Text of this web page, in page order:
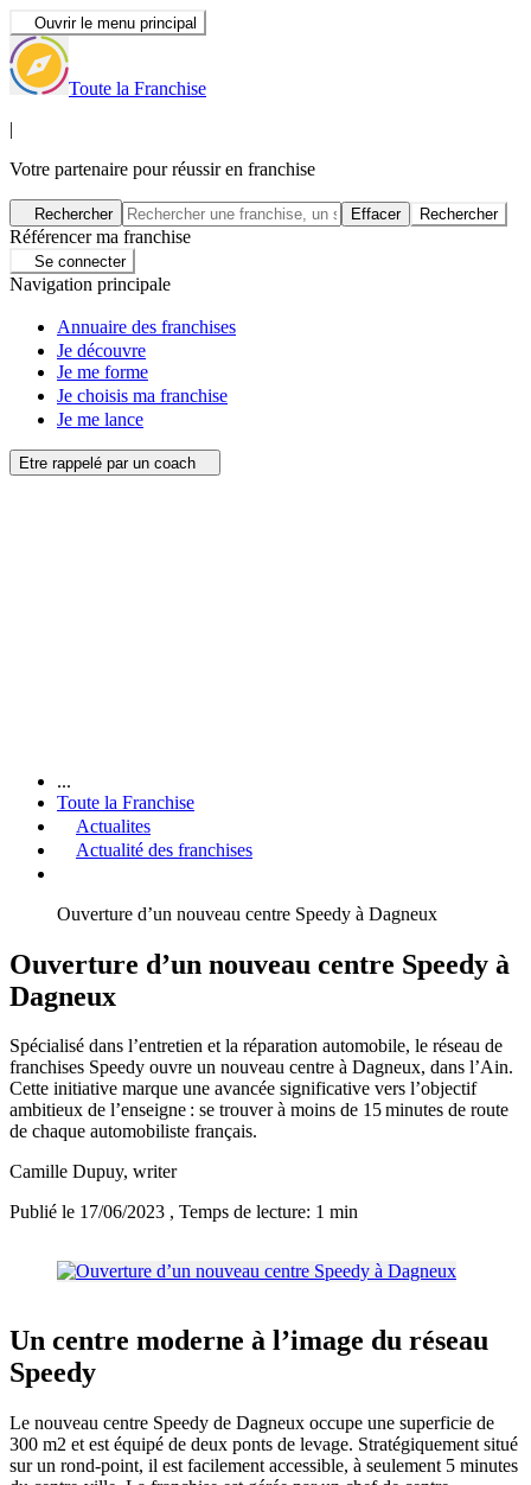
Ouvrir le menu principal
Toute la Franchise
|
Votre partenaire pour réussir en franchise
Rechercher Effacer Rechercher
Référencer ma franchise
Se connecter
Navigation principale
Annuaire des franchises
Je découvre
Je me forme
Je choisis ma franchise
Je me lance
Etre rappelé par un coach
...
Toute la Franchise
Actualites
Actualité des franchises
Ouverture d’un nouveau centre Speedy à Dagneux
Ouverture d’un nouveau centre Speedy à
Dagneux
Spécialisé dans l’entretien et la réparation automobile, le réseau de
franchises Speedy ouvre un nouveau centre à Dagneux, dans l’Ain.
Cette initiative marque une avancée significative vers l’objectif
ambitieux de l’enseigne : se trouver à moins de 15 minutes de route
de chaque automobiliste français.
Camille Dupuy, writer
Publié le 17/06/2023 , Temps de lecture: 1 min
Un centre moderne à l’image du réseau
Speedy
Le nouveau centre Speedy de Dagneux occupe une superficie de
300 m2 et est équipé de deux ponts de levage. Stratégiquement situé
sur un rond-point, il est facilement accessible, à seulement 5 minutes